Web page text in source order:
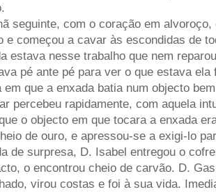
seguinte, com o coração em
e começou a cavar às escondidas de
estava nesse trabalho que nem
pé ante pé para ver o que estava ela
em que a enxada batia num objecto
percebeu rapidamente, com aquela
o objecto em que tocara a enxada
de ouro, e apressou-se a exigi-lo
de surpresa, D. Isabel entregou o
o encontrou cheio de carvão. D.
virou costas e foi à sua vida.